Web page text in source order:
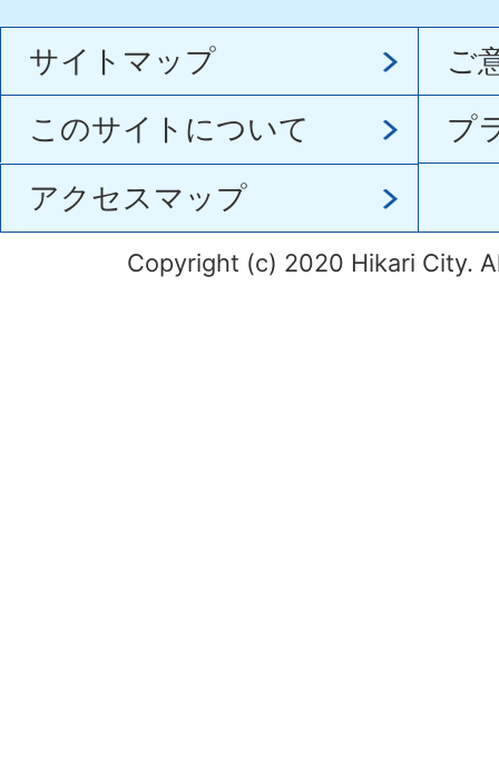
サイトマップ
ご
このサイトについて
プ
アクセスマップ
Copyright (c) 2020 Hikari City.